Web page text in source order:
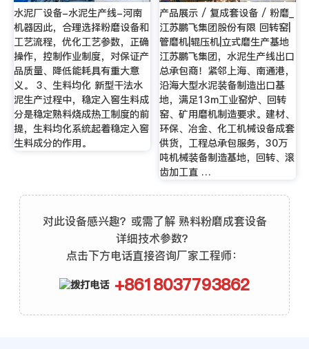
水泥厂设备-水泥生产线-河南
机器因此，合理选择粉磨设备和
工艺流程，优化工艺参数，正确
操作，控制作业制度，对保证产
品质量、降低能耗具有重大意
义。 3、生料均化 新型干法水
泥生产过程中，稳定入窖生料成
分是稳定熟料烧成热工制度的前
提，生料均化系统起着稳定入窖
生料成分的作用。
产品展示 / 复成套设备 / 粉磨_
江苏鹏飞集团股份有限 回转窑|
管磨机|辊压机|立式磨生产基地
江苏鹏飞集团，水泥生产线出口
总承包商！紧邻上海、南通港，
沿海大型水泥装备制造出口基
地，满足13m工业窑炉、回转
窑、矿用磨机制造要求。建材、
环保、冶金、化工机械设备成套
供货，工程总承包服务，30万
吨机械装备制造基地，回转、滚
齿加工直 …
对此设备感兴趣？或需了解 熟料粉磨成套设备
详细技术参数？
点击下方电话直接咨询厂家工程师：
+8618037793862